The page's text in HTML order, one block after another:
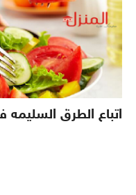
اتباع الطرق السليمه